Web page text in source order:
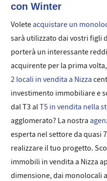
con Winter
Voleteacquistare un
sarà utilizzato dai vostri figli
porterà un interessante
acquirente per la prima
2 locali in vendita a Nizza
investimento immobiliare e
dal T3 alT5 in vendita nella
agglomerato? La nostra
esperta nel settore da quasi
realizzare il tuo progetto.
immobili in vendita a Nizza
dimensione, dai monolocali